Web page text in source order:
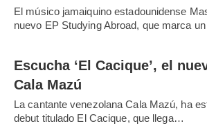
El músico jamaiquino estadounidense
nuevo EP Studying Abroad, que marca
Escucha ‘El Cacique’, el
Cala Mazú
La cantante venezolana Cala Mazú, ha
debut titulado El Cacique, que llega…